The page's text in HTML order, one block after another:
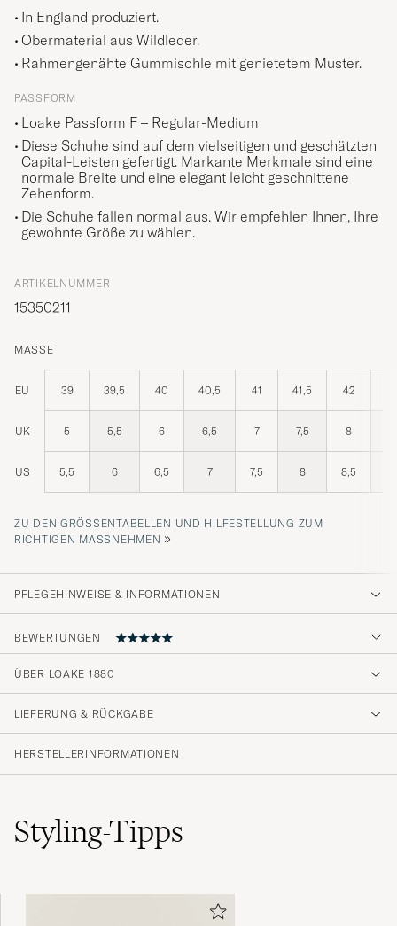
In England produziert.
Obermaterial aus Wildleder.
Rahmengenähte Gummisohle mit genietetem Muster.
PASSFORM
Loake Passform F – Regular-Medium
Diese Schuhe sind auf dem vielseitigen und geschätzten
Capital-Leisten gefertigt. Markante Merkmale sind eine
normale Breite und eine elegant leicht geschnittene
Zehenform.
Die Schuhe fallen normal aus. Wir empfehlen Ihnen, Ihre
gewohnte Größe zu wählen.
ARTIKELNUMMER
15350211
MASSE
EU 39 39,5 40 40,5 41 41,5 42
UK 5 5,5 6 6,5 7 7,5 8
US 5,5 6 6,5 7 7,5 8 8,5
ZU DEN GRÖSSENTABELLEN UND HILFESTELLUNG ZUM R
ICHTIGEN MASSNEHMEN
»
PFLEGEHINWEISE & INFORMATIONEN
BEWERTUNGEN
5
ÜBER LOAKE 1880
LIEFERUNG & RÜCKGABE
HERSTELLERINFORMATIONEN
Styling-Tipps